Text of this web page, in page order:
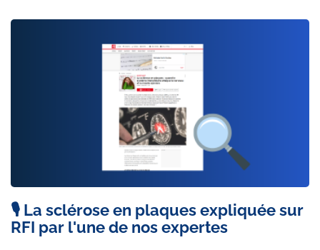
🎙️ La sclérose en plaques expliquée sur
RFI par l'une de nos expertes